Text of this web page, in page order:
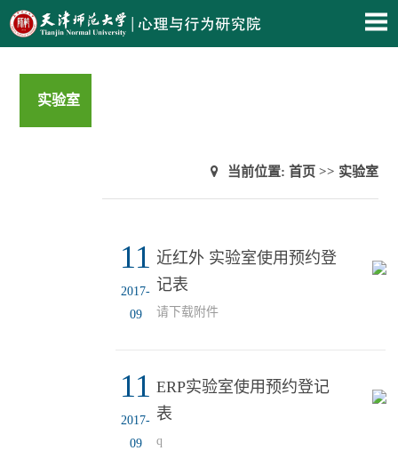
实验室
当前位置: 首页 >> 实验室
11
2017-
09
近红外 实验室使用预约登
记表
请下载附件
11
2017-
09
ERP实验室使用预约登记
表
q